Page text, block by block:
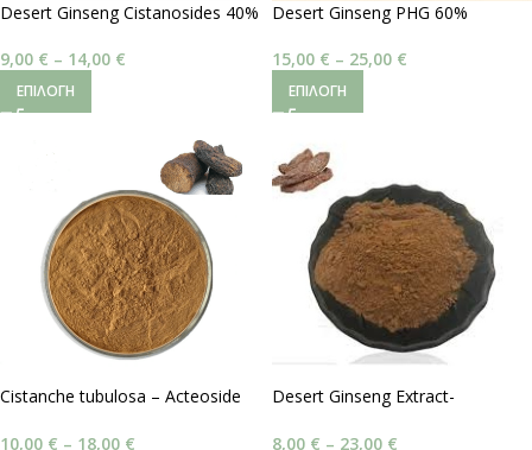
Desert Ginseng Cistanosides 40%
9,00 € – 14,00 €
ΕΠΙΛΟΓΉ
Desert Ginseng PHG 60%
15,00 € – 25,00 €
ΕΠΙΛΟΓΉ
Cistanche tubulosa – Acteoside
10,00 € – 18,00 €
Desert Ginseng Extract-
8,00 € – 23,00 €